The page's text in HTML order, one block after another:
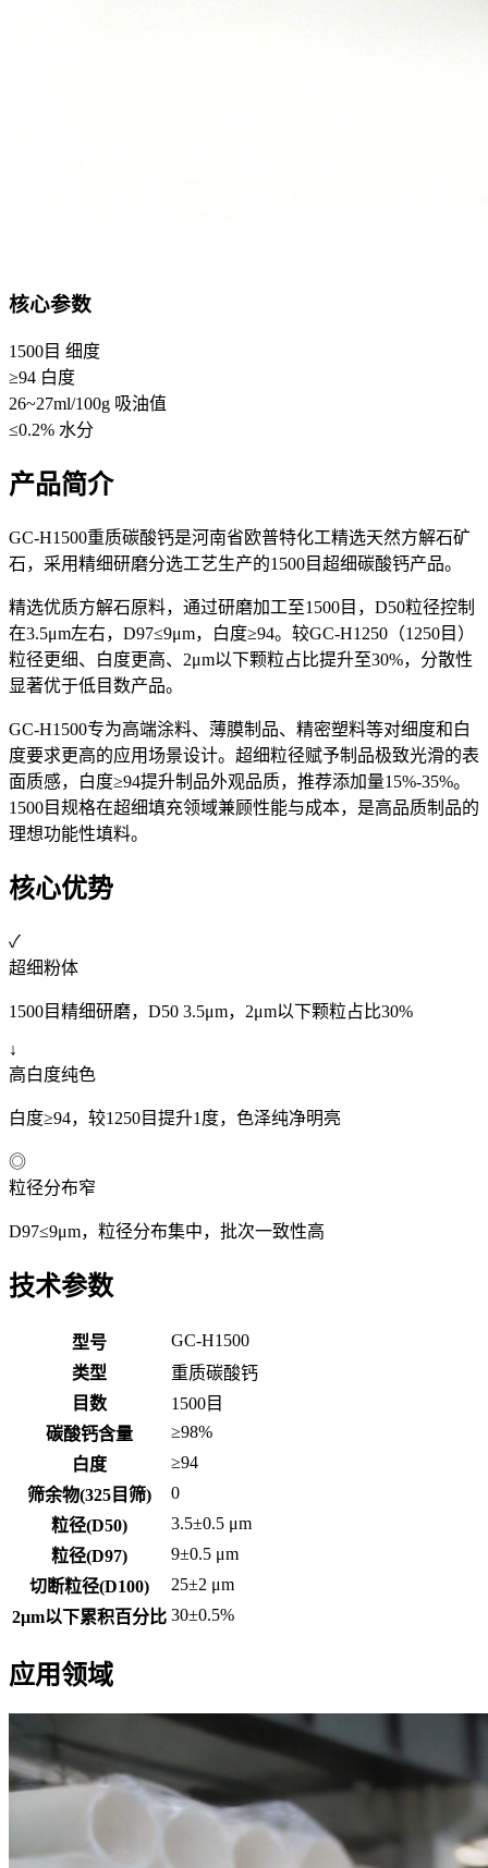
核心参数
1500目 细度
≥94 白度
26~27ml/100g 吸油值
≤0.2% 水分
产品简介
GC-H1500重质碳酸钙是河南省欧普特化工精选天然方解石矿
石，采用精细研磨分选工艺生产的1500目超细碳酸钙产品。
精选优质方解石原料，通过研磨加工至1500目，D50粒径控制
在3.5μm左右，D97≤9μm，白度≥94。较GC-H1250（1250目）
粒径更细、白度更高、2μm以下颗粒占比提升至30%，分散性
显著优于低目数产品。
GC-H1500专为高端涂料、薄膜制品、精密塑料等对细度和白
度要求更高的应用场景设计。超细粒径赋予制品极致光滑的表
面质感，白度≥94提升制品外观品质，推荐添加量15%-35%。
1500目规格在超细填充领域兼顾性能与成本，是高品质制品的
理想功能性填料。
核心优势
✓
超细粉体
1500目精细研磨，D50 3.5μm，2μm以下颗粒占比30%
↓
高白度纯色
白度≥94，较1250目提升1度，色泽纯净明亮
◎
粒径分布窄
D97≤9μm，粒径分布集中，批次一致性高
技术参数
型号
GC-H1500
类型
重质碳酸钙
目数
1500目
碳酸钙含量
≥98%
白度
≥94
筛余物(325目筛)
0
粒径(D50)
3.5±0.5 μm
粒径(D97)
9±0.5 μm
切断粒径(D100)
25±2 μm
2μm以下累积百分比 30±0.5%
应用领域